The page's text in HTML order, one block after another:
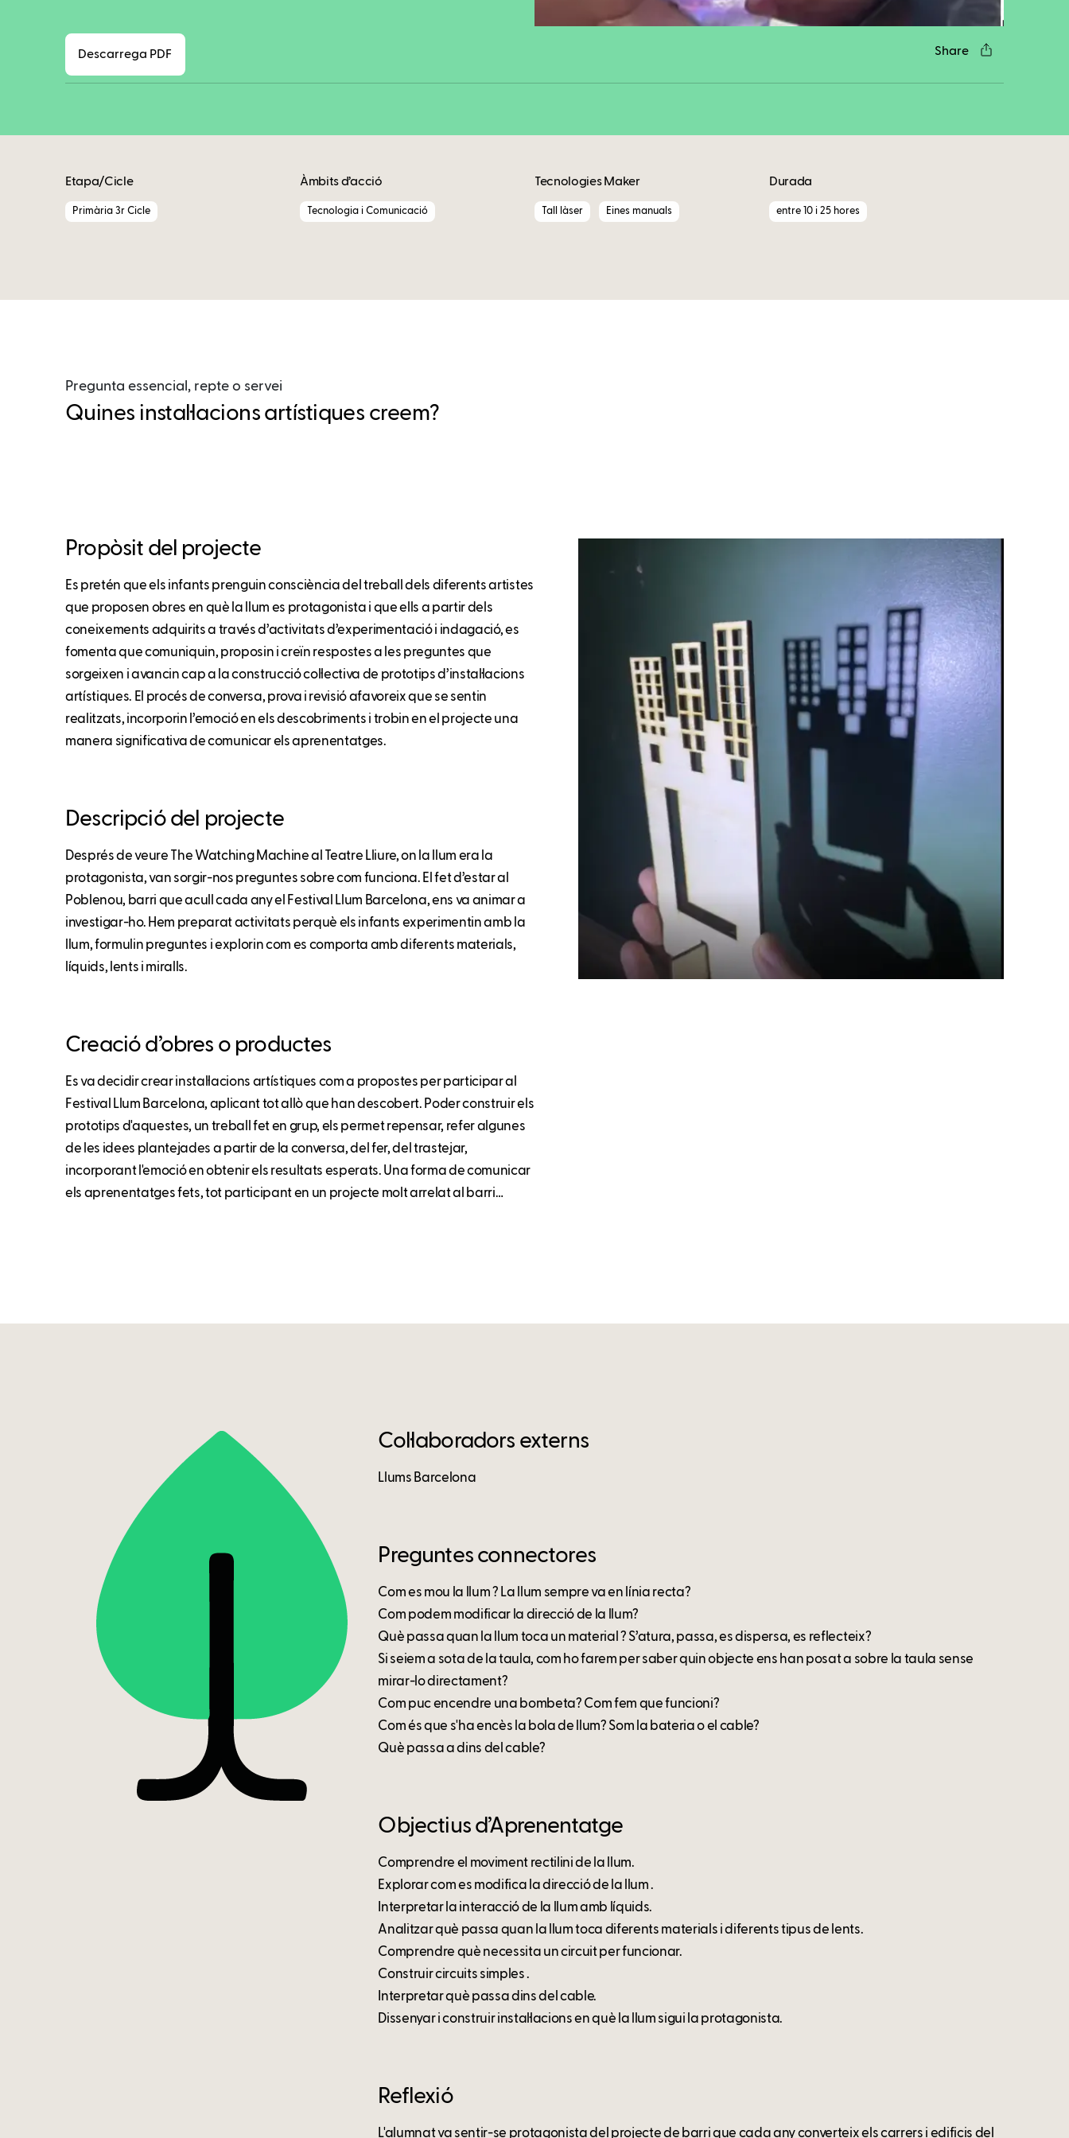
Descarrega PDF Share
Etapa/Cicle
Primària 3r Cicle
Àmbits d’acció
Tecnologia i Comunicació
Tecnologies Maker
Tall làser Eines manuals
Durada
entre 10 i 25 hores
Pregunta essencial, repte o servei
Quines instal·lacions artístiques creem?
Propòsit del projecte
Es pretén que els infants prenguin consciència del treball dels diferents artistes
que proposen obres en què la llum es protagonista i que ells a partir dels
coneixements adquirits a través d’activitats d’experimentació i indagació, es
fomenta que comuniquin, proposin i creïn respostes a les preguntes que
sorgeixen i avancin cap a la construcció col·lectiva de prototips d’instal·lacions
artístiques. El procés de conversa, prova i revisió afavoreix que se sentin
realitzats, incorporin l’emoció en els descobriments i trobin en el projecte una
manera significativa de comunicar els aprenentatges.
Descripció del projecte
Després de veure The Watching Machine al Teatre Lliure, on la llum era la
protagonista, van sorgir-nos preguntes sobre com funciona. El fet d’estar al
Poblenou, barri que acull cada any el Festival Llum Barcelona, ens va animar a
investigar-ho. Hem preparat activitats perquè els infants experimentin amb la
llum, formulin preguntes i explorin com es comporta amb diferents materials,
líquids, lents i miralls.
Creació d’obres o productes
Es va decidir crear instal·lacions artístiques com a propostes per participar al
Festival Llum Barcelona, aplicant tot allò que han descobert. Poder construir els
prototips d'aquestes, un treball fet en grup, els permet repensar, refer algunes
de les idees plantejades a partir de la conversa, del fer, del trastejar,
incorporant l'emoció en obtenir els resultats esperats. Una forma de comunicar
els aprenentatges fets, tot participant en un projecte molt arrelat al barri…
Col·laboradors externs
Llums Barcelona
Preguntes connectores
Com es mou la llum ? La llum sempre va en línia recta?
Com podem modificar la direcció de la llum?
Què passa quan la llum toca un material ? S’atura, passa, es dispersa, es reflecteix?
Si seiem a sota de la taula, com ho farem per saber quin objecte ens han posat a sobre la taula sense
mirar-lo directament?
Com puc encendre una bombeta? Com fem que funcioni?
Com és que s'ha encès la bola de llum? Som la bateria o el cable?
Què passa a dins del cable?
Objectius d’Aprenentatge
Comprendre el moviment rectilini de la llum.
Explorar com es modifica la direcció de la llum .
Interpretar la interacció de la llum amb líquids.
Analitzar què passa quan la llum toca diferents materials i diferents tipus de lents.
Comprendre què necessita un circuit per funcionar.
Construir circuits simples .
Interpretar què passa dins del cable.
Dissenyar i construir instal·lacions en què la llum sigui la protagonista.
Reflexió
L'alumnat va sentir-se protagonista del projecte de barri que cada any converteix els carrers i edificis del